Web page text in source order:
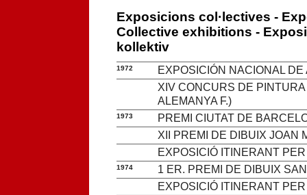
Exposicions col·lectives -
Collective exhibitions -
kollektiv
1972
EXPOSICIÓN NACIONAL
XIV CONCURS DE
ALEMANYA F.)
1973
PREMI CIUTAT DE
XII PREMI DE DIBUIX JOAN
EXPOSICIÓ ITINERANT
1974
1 ER. PREMI DE DIBUIX
EXPOSICIÓ ITINERANT